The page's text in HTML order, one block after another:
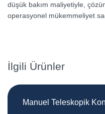
düşük bakım maliyetiyle,
operasyonel mükemmeliyet
İlgili Ürünler
Manuel Teleskopik